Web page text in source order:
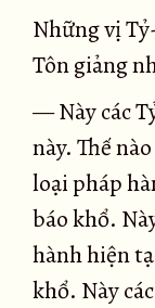
Những vị
Tôn giảng
— Này các
này. Thế
loại pháp
báo khổ.
hành hiện
khổ. Này